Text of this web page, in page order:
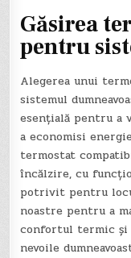
Găsirea
pentru
Alegerea unui
sistemul
esențială pentru a
a economisi
termostat
încălzire, cu
potrivit pentru
noastre pentru a
confortul termic
nevoile